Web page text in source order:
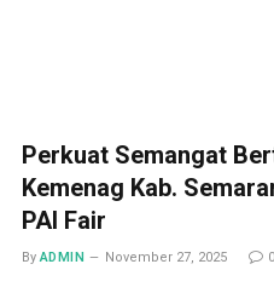
Perkuat Semangat
Kemenag Kab.
PAI Fair
By ADMIN November 27, 2025 0